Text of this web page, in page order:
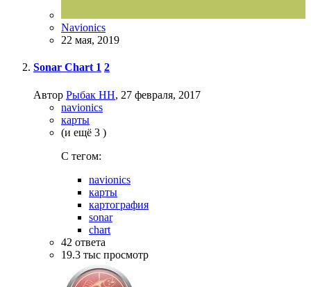
Navionics
22 мая, 2019
Sonar Chart 1 2
Автор Рыбак НН, 27 февраля, 2017
navionics
карты
(и ещё 3 )
C тегом:
navionics
карты
картография
sonar
chart
42 ответа
19.3 тыс просмотр